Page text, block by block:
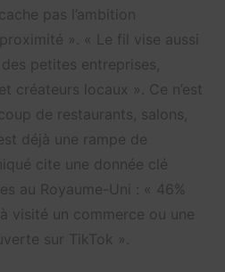
pas l’ambition
». « Le fil vise aussi
petites entreprises,
créateurs locaux ». Ce n’est
de restaurants, salons,
déjà une rampe de
cite une donnée clé
au Royaume-Uni : « 46%
visité un commerce ou une
sur TikTok ».